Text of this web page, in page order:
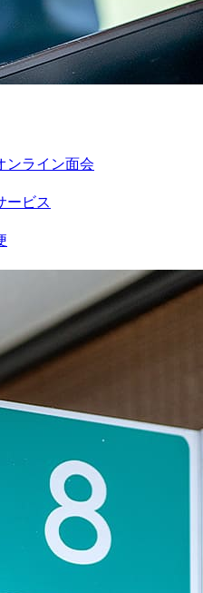
ンライン面会
ービス